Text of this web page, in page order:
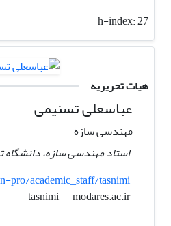
h-index:27
هیات تحریریه
عباسعلی تسنیمی
مهندسی سازه
استاد مهندسی سازه، دانشگاه
pro/academic_staff/tasnimi
tasnimi
modares.ac.ir